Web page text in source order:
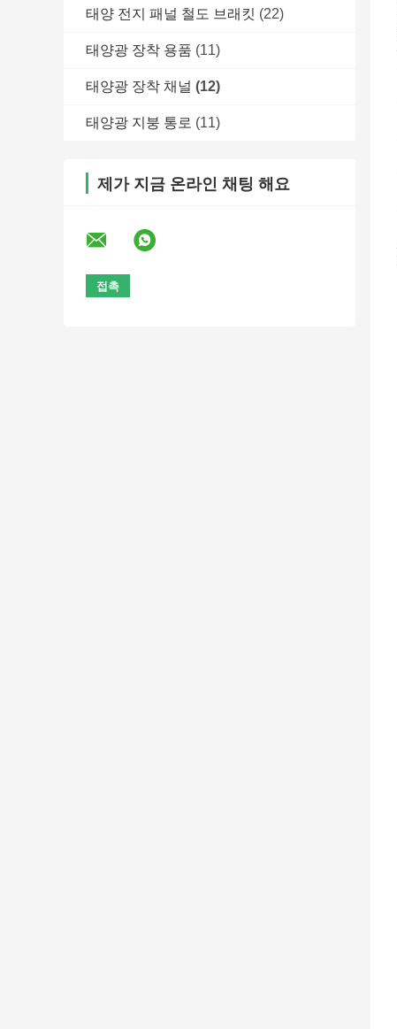
태양 전지 패널 철도 브래킷 (22)
태양광 장착 용품 (11)
태양광 장착 채널 (12)
태양광 지붕 통로 (11)
제가 지금 온라인 채팅 해요